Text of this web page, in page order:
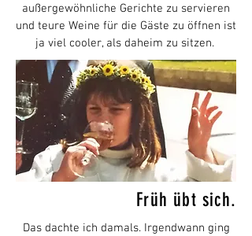
außergewöhnliche Gerichte zu servieren
und teure Weine für die Gäste zu öffnen ist
ja viel cooler, als daheim zu sitzen.
Früh übt sich.
Das dachte ich damals. Irgendwann ging